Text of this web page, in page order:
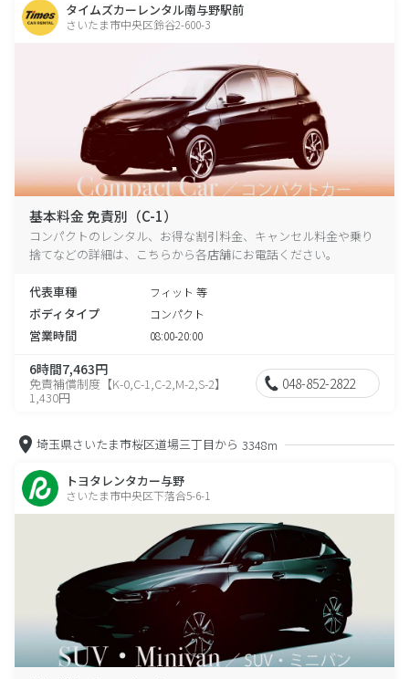
タイムズカーレンタル南与野駅前
さいたま市中央区鈴谷2-600-3
基本料金 免責別（C-1）
コンパクトのレンタル、お得な割引料金、キャンセル料金や乗り
捨てなどの詳細は、こちらから各店舗にお電話ください。
代表車種 フィット 等
ボディタイプ コンパクト
営業時間 08:00-20:00
6時間7,463円
免責補償制度【K-0,C-1,C-2,M-2,S-2】
1,430円
048-852-2822
埼玉県さいたま市桜区道場三丁目から 3348m
トヨタレンタカー与野
さいたま市中央区下落合5-6-1